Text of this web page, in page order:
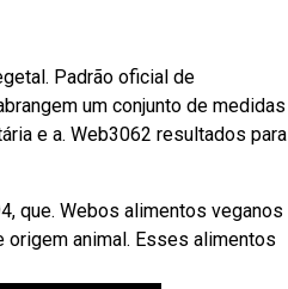
Padrão oficial de
um conjunto de medidas
e a. Web3062 resultados para
que. Webos alimentos veganos
animal. Esses alimentos